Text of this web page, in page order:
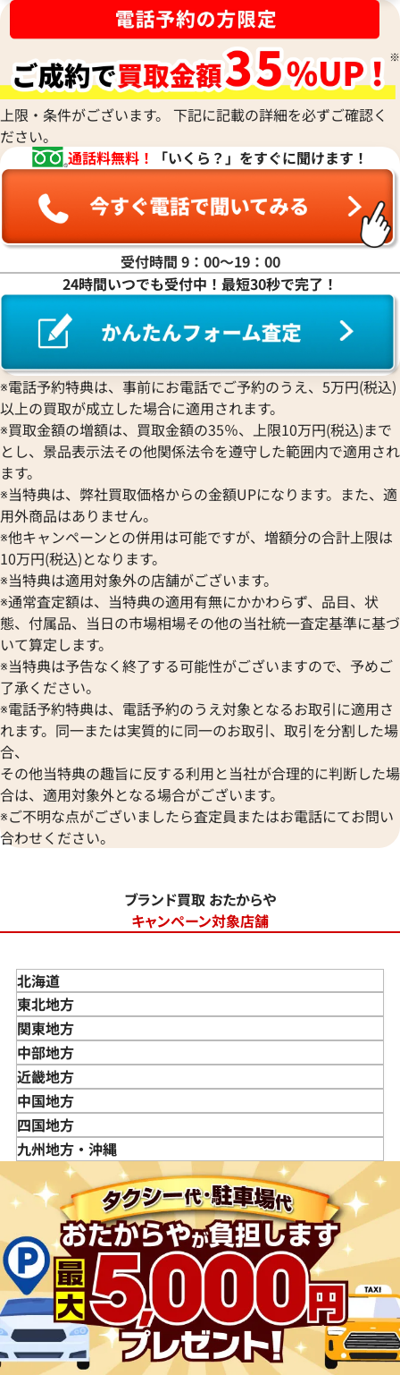
上限・条件がございます。 下記に記載の詳細を必ずご確認く
ださい。
通話料無料！
「いくら？」をすぐに聞けます！
受付時間 9：00〜19：00
24時間いつでも受付中！最短30秒で完了！
※電話予約特典は、事前にお電話でご予約のうえ、5万円(税込)
以上の買取が成立した場合に適用されます。
※買取金額の増額は、買取金額の35％、上限10万円(税込)まで
とし、景品表示法その他関係法令を遵守した範囲内で適用され
ます。
※当特典は、弊社買取価格からの金額UPになります。また、適
用外商品はありません。
※他キャンペーンとの併用は可能ですが、増額分の合計上限は
10万円(税込)となります。
※当特典は適用対象外の店舗がございます。
※通常査定額は、当特典の適用有無にかかわらず、品目、状
態、付属品、当日の市場相場その他の当社統一査定基準に基づ
いて算定します。
※当特典は予告なく終了する可能性がございますので、予めご
了承ください。
※電話予約特典は、電話予約のうえ対象となるお取引に適用さ
れます。同一または実質的に同一のお取引、取引を分割した場
合、
その他当特典の趣旨に反する利用と当社が合理的に判断した場
合は、適用対象外となる場合がございます。
※ご不明な点がございましたら査定員またはお電話にてお問い
合わせください。
ブランド買取 おたからや
キャンペーン対象店舗
北海道
東北地方
青森県
岩手県
宮城県
秋田県
山形県
福島県
関東地方
東京都
神奈川県
埼玉県
千葉県
茨城県
栃木県
群馬県
中部地方
新潟県
富山県
石川県
山梨県
長野県
岐阜県
静岡県
愛知県
近畿地方
三重県
滋賀県
京都府
兵庫県
奈良県
和歌山県
中国地方
鳥取県
島根県
広島県
山口県
四国地方
徳島県
愛媛県
九州地方・沖縄
佐賀県
長崎県
熊本県
大分県
宮崎県
鹿児島県